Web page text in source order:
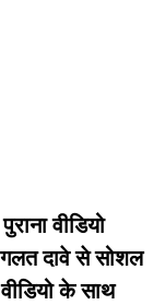
वीडियो
दावे से सोशल
के साथ